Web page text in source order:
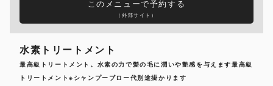
このメニューで予約する
（外部サイト）
水素トリートメント
最高級トリートメント。水素の力で髪の毛に潤いや艶感を与えます最高級
トリートメント※シャンプーブロー代別途掛かります